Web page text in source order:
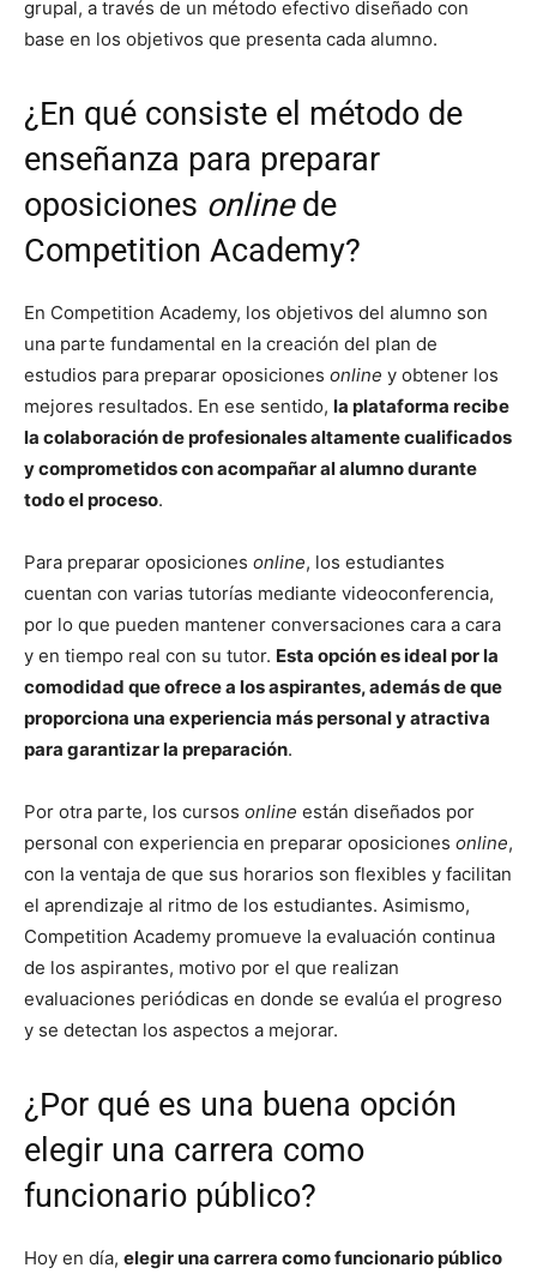
grupal, a través de un método efectivo diseñado con
base en los objetivos que presenta cada alumno.
¿En qué consiste el método de
enseñanza para preparar
oposiciones onlinede
Competition Academy?
En Competition Academy, los objetivos del alumno son
una parte fundamental en la creación del plan de
estudios para preparar oposiciones online y obtener los
mejores resultados. En ese sentido, la plataforma recibe
la colaboración de profesionales altamente cualificados
y comprometidos con acompañar al alumno durante
todo el proceso.
Para preparar oposiciones online, los estudiantes
cuentan con varias tutorías mediante videoconferencia,
por lo que pueden mantener conversaciones cara a cara
y en tiempo real con su tutor. Esta opción es ideal por la
comodidad que ofrece a los aspirantes, además de que
proporciona una experiencia más personal y atractiva
para garantizar la preparación.
Por otra parte, los cursos online están diseñados por
personal con experiencia en preparar oposiciones online,
con la ventaja de que sus horarios son flexibles y facilitan
el aprendizaje al ritmo de los estudiantes. Asimismo,
Competition Academy promueve la evaluación continua
de los aspirantes, motivo por el que realizan
evaluaciones periódicas en donde se evalúa el progreso
y se detectan los aspectos a mejorar.
¿Por qué es una buena opción
elegir una carrera como
funcionario público?
Hoy en día, elegir una carrera como funcionario público